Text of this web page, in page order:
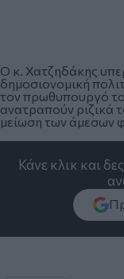
Ο κ. Χατζηδάκης
δημοσιονομική
τον πρωθυπουργό
ανατραπούν ριζικά
μείωση των άμεσων
Κάνε κλικ και